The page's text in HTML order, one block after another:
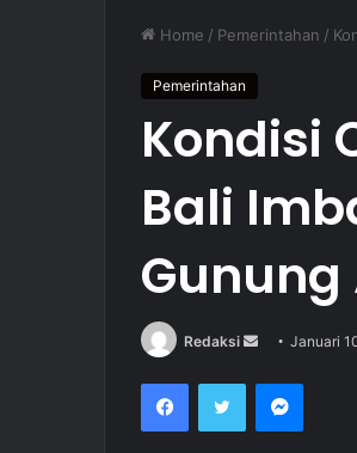
Home / Pemerintahan /
Pemerintahan
Kondisi
Bali
Redaksi Januari